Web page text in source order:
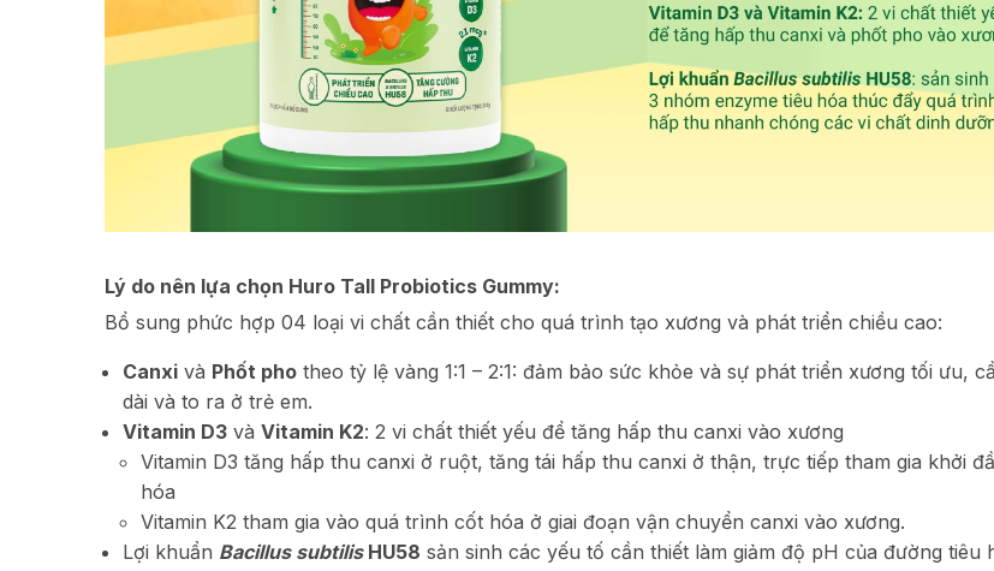
Lý do nên lựa chọn Huro Tall Probiotics Gummy:
Bổ sung phức hợp 04 loại vi chất cần thiết cho quá trình tạo xương và phát triển chiều cao:
Canxi và Phốt pho theo tỷ lệ vàng 1:1 – 2:1: đảm bảo sức khỏe và sự phát triển xương tối ưu,
dài và to ra ở trẻ em.
Vitamin D3 và Vitamin K2: 2 vi chất thiết yếu để tăng hấp thu canxi vào xương
Vitamin D3 tăng hấp thu canxi ở ruột, tăng tái hấp thu canxi ở thận, trực tiếp tham gia khởi
hóa
Vitamin K2 tham gia vào quá trình cốt hóa ở giai đoạn vận chuyển canxi vào xương.
Lợi khuẩn Bacillus subtilisHU58 sản sinh các yếu tố cần thiết làm giảm độ pH của đường tiêu